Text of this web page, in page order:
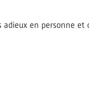
en personne et